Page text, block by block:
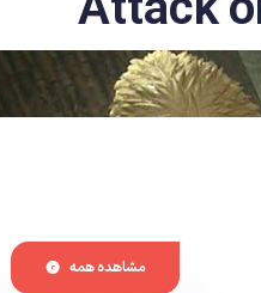
مشاهده همه